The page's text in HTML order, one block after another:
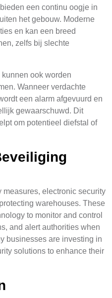
een continu oogje in
het gebouw. Moderne
en kan een breed
zelfs bij slechte
ook worden
Wanneer verdachte
een alarm afgevuurd en
gewaarschuwd. Dit
om potentieel diefstal of
measures, electronic security
warehouses. These
to monitor and control
and alert authorities when
businesses are investing in
solutions to enhance their